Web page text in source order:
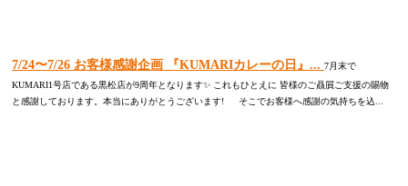
7/24〜7/26 お客様感謝企画 『KUMARIカレーの日』... 7月末で
KUMARI1号店である黒松店が9周年となります✨ これもひとえに 皆様のご贔屓ご支援の賜物
と感謝しております。本当にありがとうございます! そこでお客様へ感謝の気持ちを込...